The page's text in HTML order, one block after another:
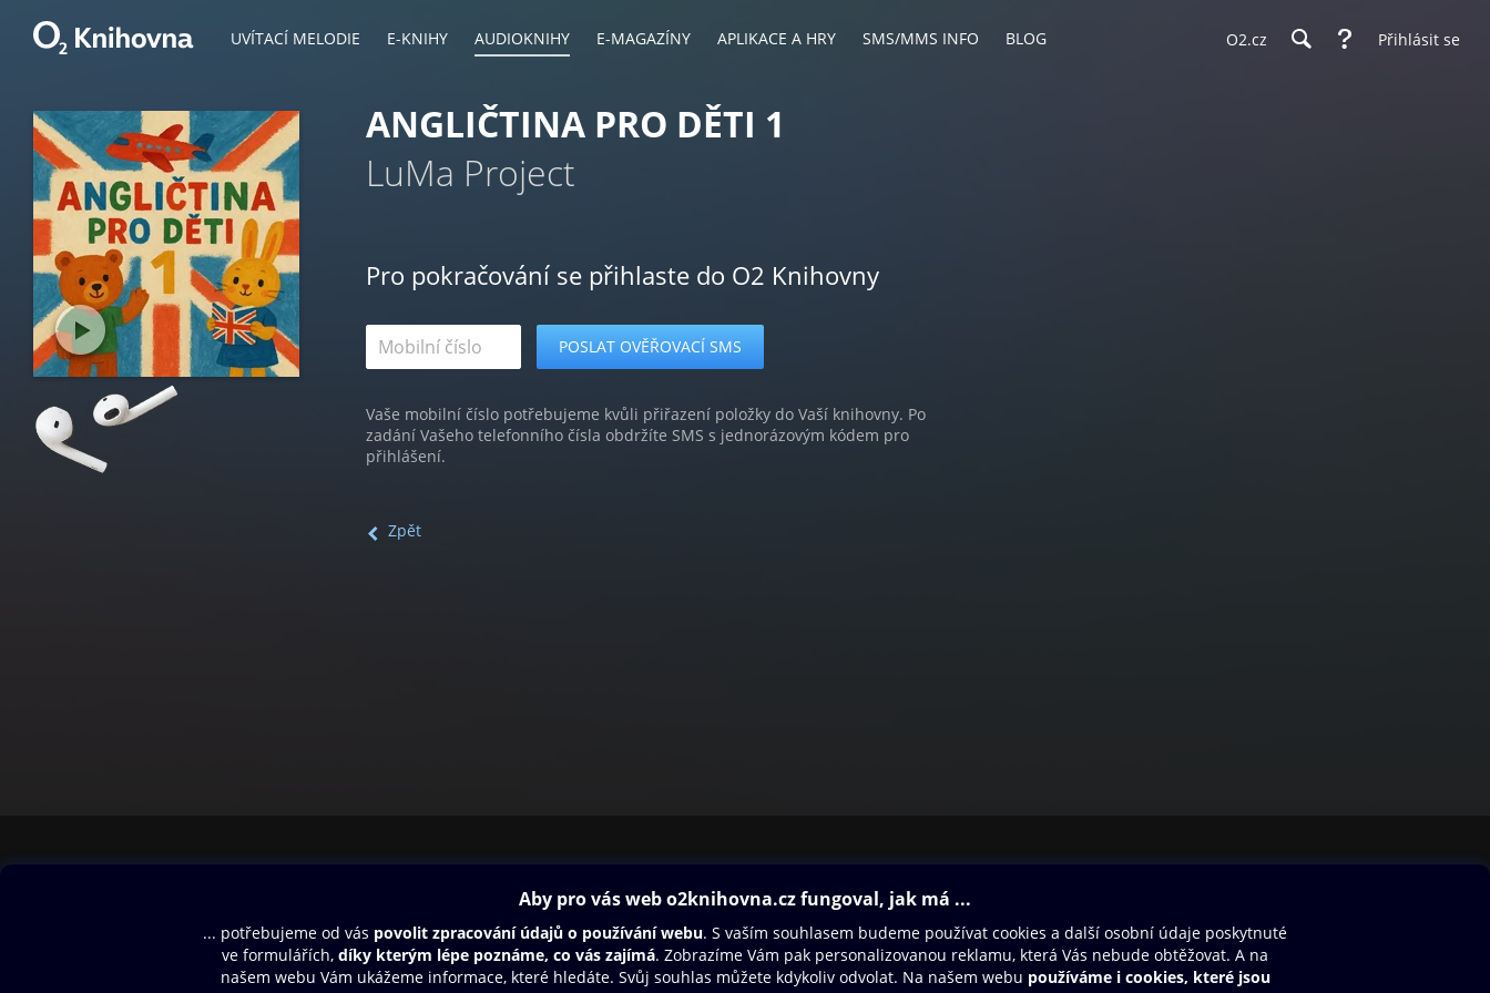
UVÍTACÍ MELODIE E-KNIHY AUDIOKNIHY E-MAGAZÍNY APLIKACE A HRY SMS/MMS INFO BLOG O2.cz Přihlásit se
ANGLIČTINA PRO DĚTI 1
LuMa Project
Pro pokračování se přihlaste do O2 Knihovny
Vaše mobilní číslo potřebujeme kvůli přiřazení položky do Vaší knihovny. Po
zadání Vašeho telefonního čísla obdržíte SMS s jednorázovým kódem pro
přihlášení.
Zpět
Aplikace a hry
SMS/MMS Info
Blog
Dárkový poukaz
Nápověda
Oneplay Originály
Sport